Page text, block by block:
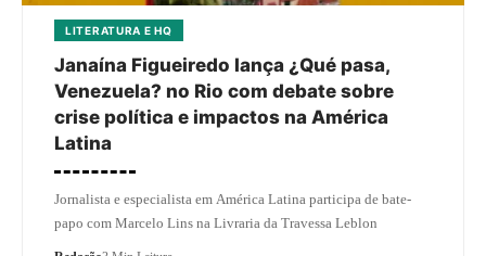
LITERATURA E HQ
Janaína Figueiredo lança ¿Qué pasa,
Venezuela? no Rio com debate sobre
crise política e impactos na América
Latina
Jornalista e especialista em América Latina participa de bate-
papo com Marcelo Lins na Livraria da Travessa Leblon